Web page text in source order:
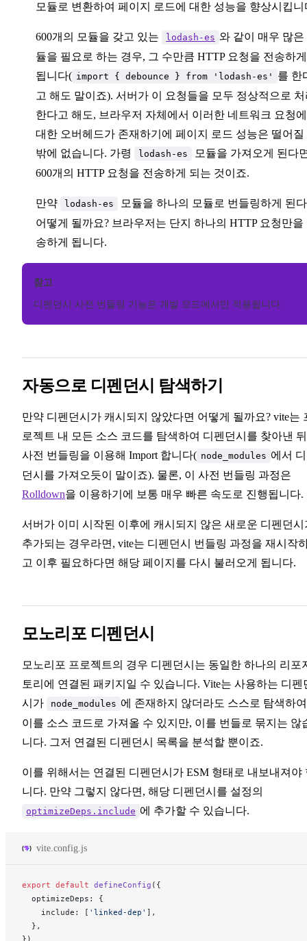
모듈로 변환하여 페이지 로드에 대한 성능을 향상시킵니
600개의 모듈을 갖고 있는 lodash-es 와 같이 매우 많은
듈을 필요로 하는 경우, 그 수만큼 HTTP 요청을 전송하게
됩니다( import { debounce } from 'lodash-es'
를 한
고 해도 말이죠). 서버가 이 요청들을 모두 정상적으로
한다고 해도, 브라우저 자체에서 이러한 네트워크 요청에
대한 오버헤드가 존재하기에 페이지 로드 성능은 떨어질
밖에 없습니다. 가령
lodash-es
모듈을 가져오게 된다
600개의 HTTP 요청을 전송하게 되는 것이죠.
만약 lodash-es
모듈을 하나의 모듈로 번들링하게 된
어떻게 될까요? 브라우저는 단지 하나의 HTTP 요청만을
송하게 됩니다.
참고
디펜던시 사전 번들링 기능은 개발 모드에서만 적용됩니다.
자동으로 디펜던시 탐색하기
만약 디펜던시가 캐시되지 않았다면 어떻게 될까요? vite는
로젝트 내 모든 소스 코드를 탐색하여 디펜던시를 찾아낸
사전 번들링을 이용해 Import 합니다( node_modules 에서
던시를 가져오듯이 말이죠). 물론, 이 사전 번들링 과정은
Rolldown을 이용하기에 보통 매우 빠른 속도로 진행됩니다.
서버가 이미 시작된 이후에 캐시되지 않은 새로운 디펜던시
추가되는 경우라면, vite는 디펜던시 번들링 과정을 재시작
고 이후 필요하다면 해당 페이지를 다시 불러오게 됩니다.
모노리포 디펜던시
모노리포 프로젝트의 경우 디펜던시는 동일한 하나의 리포
토리에 연결된 패키지일 수 있습니다. Vite는 사용하는 디펜
시가
node_modules 에 존재하지 않더라도 스스로 탐색하여
이를 소스 코드로 가져올 수 있지만, 이를 번들로 묶지는 않
니다. 그저 연결된 디펜던시 목록을 분석할 뿐이죠.
이를 위해서는 연결된 디펜던시가 ESM 형태로 내보내져야
니다. 만약 그렇지 않다면, 해당 디펜던시를 설정의
optimizeDeps.include 에 추가할 수 있습니다.
vite.config.js
export default defineConfig ({
optimizeDeps : {
include : [ 'linked-dep' ],
  },
})